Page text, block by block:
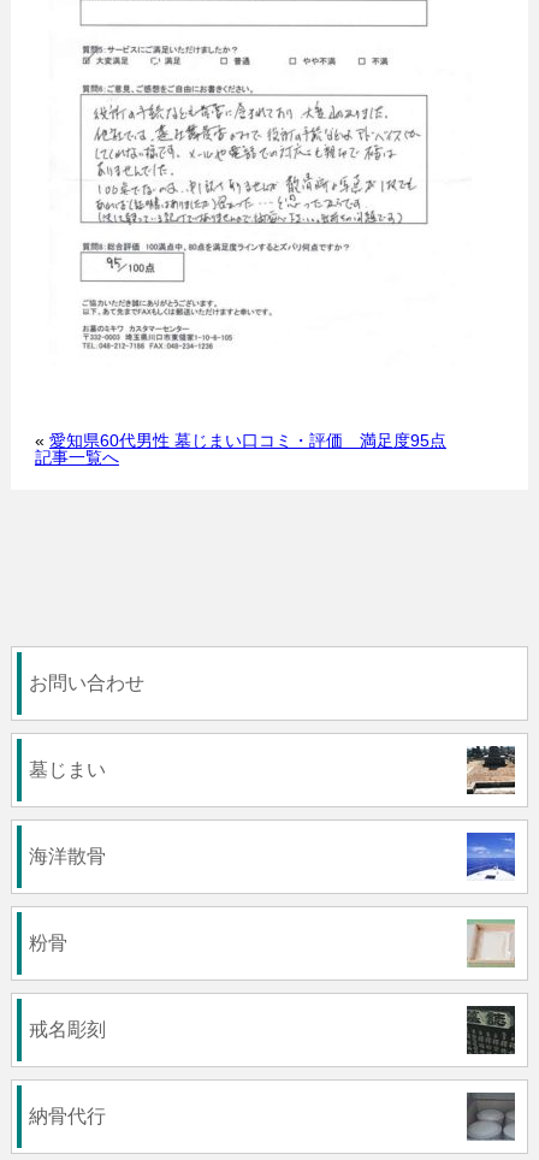
« 愛知県60代男性 墓じまい口コミ・評価 満足度95点
記事一覧へ
お問い合わせ
墓じまい
海洋散骨
粉骨
戒名彫刻
納骨代行